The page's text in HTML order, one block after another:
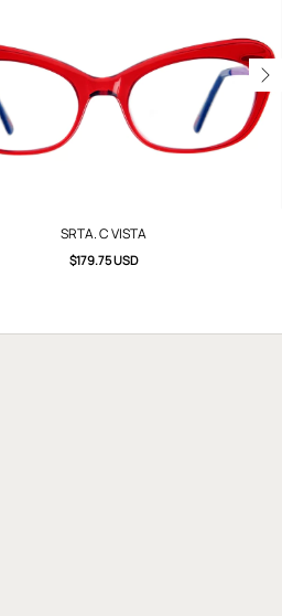
SRTA. C VISTA
$179.75 USD